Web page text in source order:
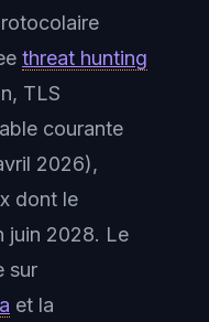
threat hunting
TLS
courante
2026),
dont le
juin 2028. Le
sur
et la